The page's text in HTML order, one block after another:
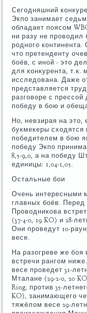
Сегодняшний
Экпо занимает
обладает поясом
ни разу не проводил
родного
что претенденту
боёв, с иной - это
для конкурента, т.к.
исследована. Даже
представляется
разговоре с
победу в бою и
Но, невзирая на это,
букмекеры сходятся
победителем в бою
победу Экпо
8,5-9,0, а на победу
единицы: 1,04-1,05.
Остальные бои
Очень интересными
главных боёв.
Проводникова
(37-4-0, 19 KO) и 28-
Они проведут 10-
весе.
На разогреве же
встречи рангом
весе проведет 31-
Мталане (29-2-0, 20
Ring, против 35-
KO), занимающего
тяжёлом весе 29-